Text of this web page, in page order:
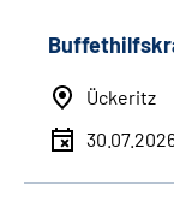
Ückeritz